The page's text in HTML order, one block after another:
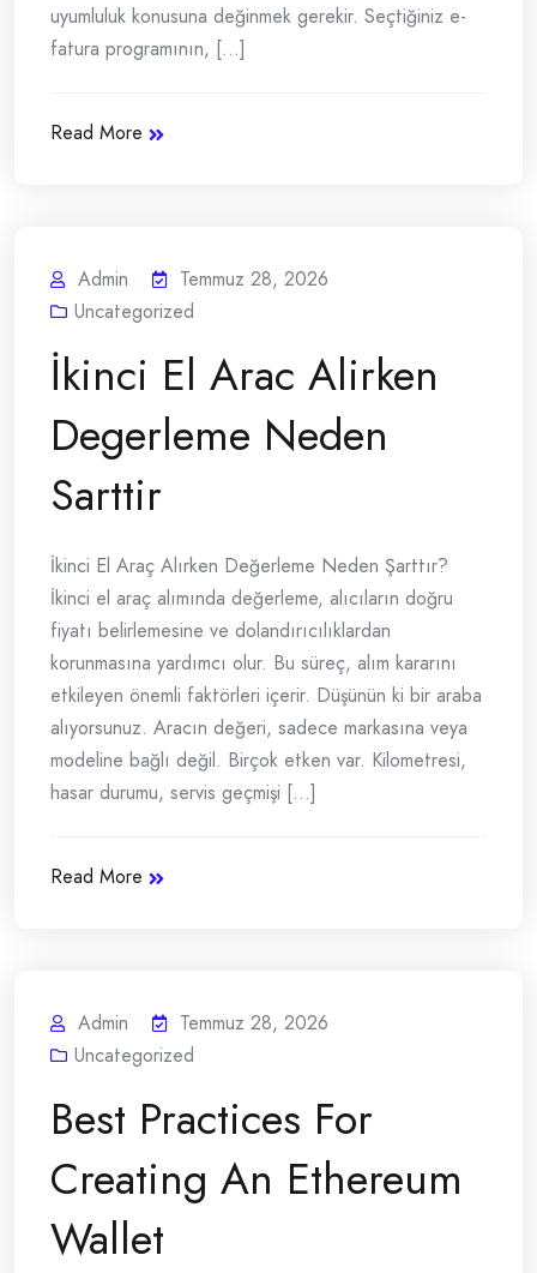
uyumluluk konusuna değinmek gerekir. Seçtiğiniz e-
fatura programının, [...]
Read More
Admin
Temmuz 28, 2026
Uncategorized
İkinci El Arac Alirken
Degerleme Neden
Sarttir
İkinci El Araç Alırken Değerleme Neden Şarttır?
İkinci el araç alımında değerleme, alıcıların doğru
fiyatı belirlemesine ve dolandırıcılıklardan
korunmasına yardımcı olur. Bu süreç, alım kararını
etkileyen önemli faktörleri içerir. Düşünün ki bir araba
alıyorsunuz. Aracın değeri, sadece markasına veya
modeline bağlı değil. Birçok etken var. Kilometresi,
hasar durumu, servis geçmişi [...]
Read More
Admin
Temmuz 28, 2026
Uncategorized
Best Practices For
Creating An Ethereum
Wallet